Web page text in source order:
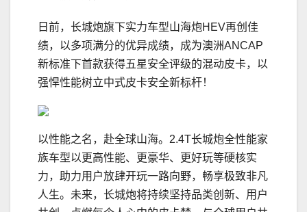
日前，长城炮旗下实力车型山海炮HEV再创佳
绩，以多项满分的优异成绩，成为澳洲ANCAP
新标准下首款获得五星安全评级的混动皮卡，以
强悍性能树立中式皮卡安全新标杆！
以性能之名，赴全球山海。2.4T长城炮全性能家
族车型以更高性能、更豪华、更好玩等硬核实
力，助力用户放肆开玩一路向野，畅享极致非凡
人生。未来，长城炮将持续坚持品类创新、用户